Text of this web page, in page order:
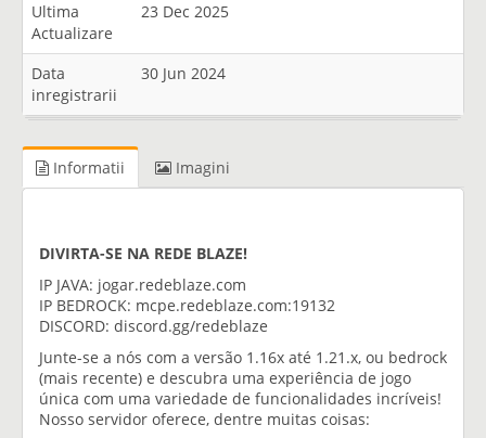
Ultima
Actualizare
23 Dec 2025
Data
inregistrarii
30 Jun 2024
Informatii Imagini
DIVIRTA-SE NA REDE BLAZE!
IP JAVA: jogar.redeblaze.com
IP BEDROCK: mcpe.redeblaze.com:19132
DISCORD: discord.gg/redeblaze
Junte-se a nós com a versão 1.16x até 1.21.x, ou bedrock
(mais recente) e descubra uma experiência de jogo
única com uma variedade de funcionalidades incríveis!
Nosso servidor oferece, dentre muitas coisas: